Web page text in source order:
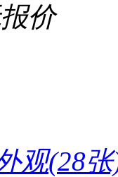
价
观(28